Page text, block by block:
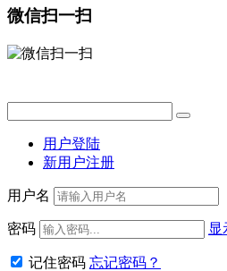
微信扫一扫
用户登陆
新用户注册
用户名
密码 显
记住密码 忘记密码？